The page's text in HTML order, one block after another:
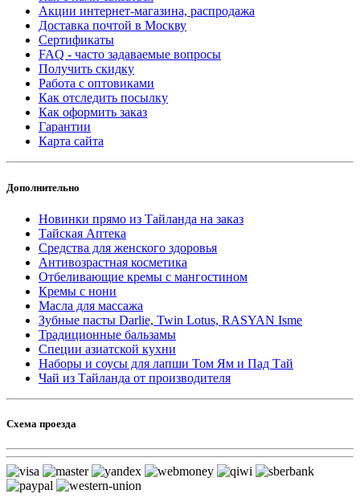
Акции интернет-магазина, распродажа
Доставка почтой в Москву
Сертификаты
FAQ - часто задаваемые вопросы
Получить скидку
Работа с оптовиками
Как отследить посылку
Как оформить заказ
Гарантии
Карта сайта
Дополнительно
Новинки прямо из Тайланда на заказ
Тайская Аптека
Средства для женского здоровья
Антивозрастная косметика
Отбеливающие кремы с мангостином
Кремы с нони
Масла для массажа
Зубные пасты Darlie, Twin Lotus, RASYAN Isme
Традиционные бальзамы
Специи азиатской кухни
Наборы и соусы для лапши Том Ям и Пад Тай
Чай из Тайланда от производителя
Схема проезда